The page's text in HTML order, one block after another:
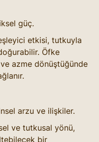
güç.
etkisi, tutkuyla
Öfke
azme dönüştüğünde
arzu ve ilişkiler.
ve tutkusal yönü,
bir